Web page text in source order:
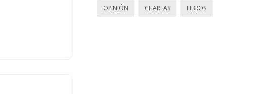
OPINIÓN CHARLAS LIBROS